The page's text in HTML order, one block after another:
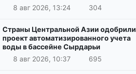
8 авг 2026, 13:24
304
Страны Центральной Азии одобрили
проект автоматизированного учета
воды в бассейне Сырдарьи
8 авг 2026, 10:37
695